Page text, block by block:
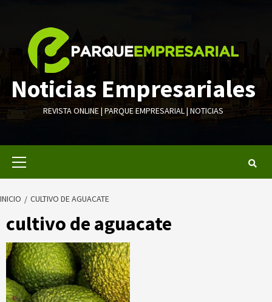
contenido
Noticias Empresariales
REVISTA ONLINE | PARQUE EMPRESARIAL | NOTICIAS
INICIO CULTIVO DE AGUACATE
cultivo de aguacate